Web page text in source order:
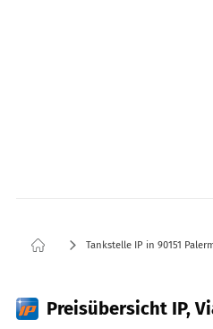
Tankstelle IP in 90151
Preisübersicht IP,